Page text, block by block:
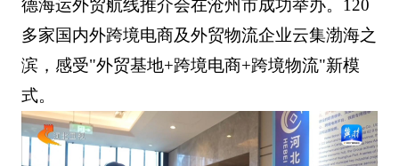
德海运外贸航线推介会在沧州市成功举办。120
多家国内外跨境电商及外贸物流企业云集渤海之
滨，感受"外贸基地+跨境电商+跨境物流"新模
式。